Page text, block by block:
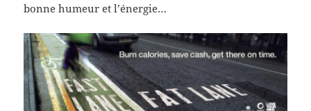
bonne humeur et l’énergie…